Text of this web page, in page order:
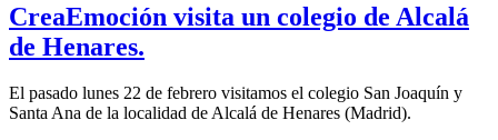
CreaEmoción visita un colegio de Alcalá
de Henares.
El pasado lunes 22 de febrero visitamos el colegio San Joaquín y
Santa Ana de la localidad de Alcalá de Henares (Madrid).